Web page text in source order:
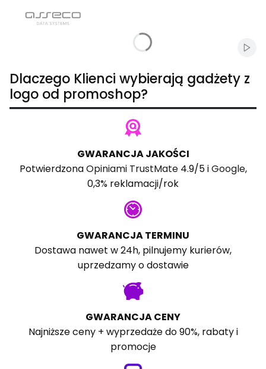
Dlaczego Klienci wybierają gadżety z
logo od promoshop?
GWARANCJA JAKOŚCI
PotwierdzonaOpiniami TrustMate4.9/5 iGoogle,
0,3% reklamacji/rok
GWARANCJA TERMINU
Dostawa nawet w 24h, pilnujemy kurierów,
uprzedzamy o dostawie
GWARANCJA CENY
Najniższe ceny + wyprzedaże do 90%, rabaty i
promocje